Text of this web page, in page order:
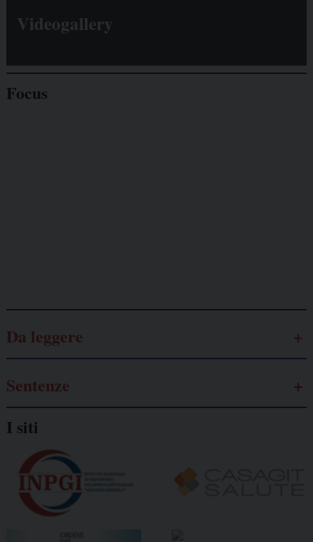
Videogallery
Focus
Da leggere
Sentenze
I siti